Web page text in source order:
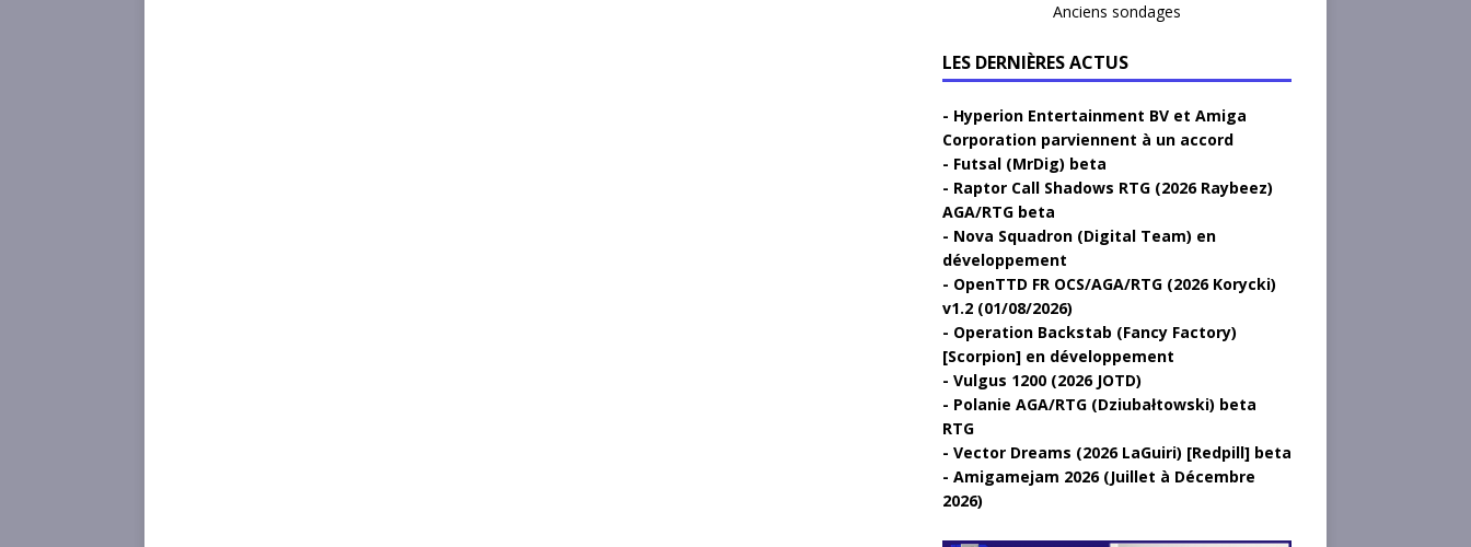
Anciens sondages
LES DERNIÈRES ACTUS
Hyperion Entertainment BV et Amiga
Corporation parviennent à un accord
Futsal (MrDig) beta
Raptor Call Shadows RTG (2026 Raybeez)
AGA/RTG beta
Nova Squadron (Digital Team) en
développement
OpenTTD FR OCS/AGA/RTG (2026 Korycki)
v1.2 (01/08/2026)
Operation Backstab (Fancy Factory)
[Scorpion] en développement
Vulgus 1200 (2026 JOTD)
Polanie AGA/RTG (Dziubałtowski) beta
RTG
Vector Dreams (2026 LaGuiri) [Redpill] beta
Amigamejam 2026 (Juillet à Décembre
2026)